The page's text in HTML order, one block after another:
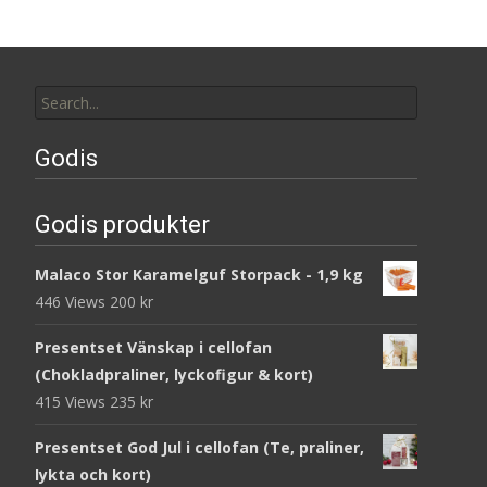
for:
Godis
Godis produkter
Malaco Stor Karamelguf Storpack - 1,9 kg
446 Views 200 kr
Presentset Vänskap i cellofan
(Chokladpraliner, lyckofigur & kort)
415 Views 235 kr
Presentset God Jul i cellofan (Te, praliner,
lykta och kort)